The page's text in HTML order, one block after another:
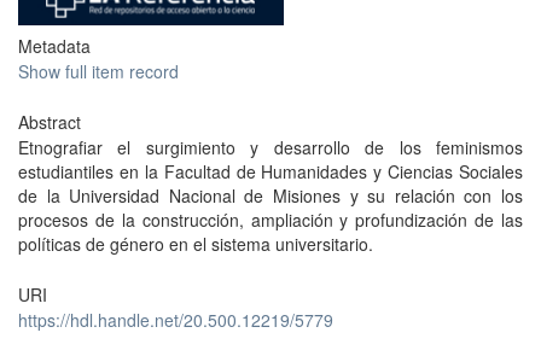
Metadata
Show full item record
Abstract
Etnografiar el surgimiento y desarrollo de los feminismos
estudiantiles en la Facultad de Humanidades y Ciencias Sociales
de la Universidad Nacional de Misiones y su relación con los
procesos de la construcción, ampliación y profundización de las
políticas de género en el sistema universitario.
URI
https://hdl.handle.net/20.500.12219/5779